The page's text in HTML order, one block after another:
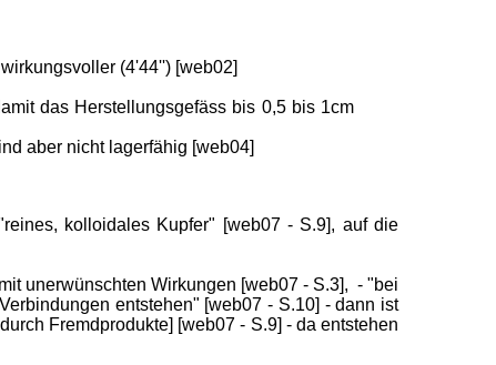
(4'44'') [web02]
das Herstellungsgefäss bis 0,5 bis 1cm
aber nicht lagerfähig [web04]
kolloidales Kupfer" [web07 - S.9], auf die
unerwünschten Wirkungen [web07 - S.3], - "bei
entstehen" [web07 - S.10] - dann ist
Fremdprodukte] [web07 - S.9] - da entstehen